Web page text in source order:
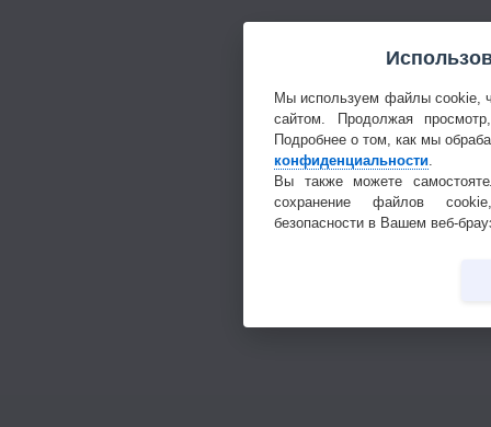
Мы используем файлы cookie,
сайтом. Продолжая
Подробнее о том, как мы
конфиденциальности.
Вы также можете
сохранение файлов
безопасности в Вашем веб-